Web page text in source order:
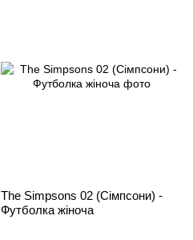
The Simpsons 02 (Сімпсони) -
Футболка жіноча